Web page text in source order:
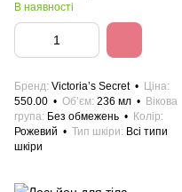
В наявності
Бренд Victoria’s Secret
Ціна
550.00
Об’єм 236 мл
Вікова
група Без обмежень
Колір
Рожевий
Тип шкіри
Всі типи
шкіри